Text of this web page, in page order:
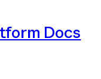
Docs